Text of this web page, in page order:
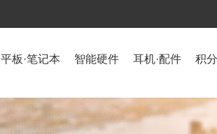
平板·笔记本 智能硬件 耳机·配件 积